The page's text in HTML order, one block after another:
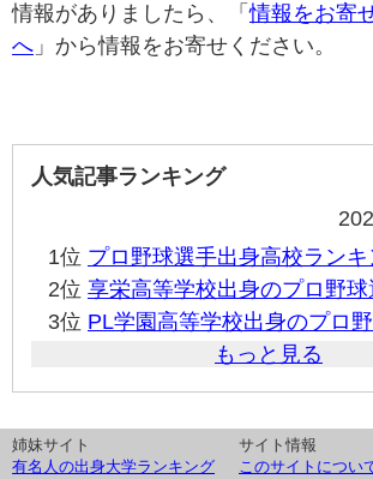
情報がありましたら、「情報をお寄
へ 」から情報をお寄せください。
人気記事ランキング
1位 プロ野球選手出身高校ラン
2位 享栄高等学校出身のプロ野球
3位 PL学園高等学校出身のプロ
もっと見る
姉妹サイト
有名人の出身大学ランキング
サイト情報
このサイトについ